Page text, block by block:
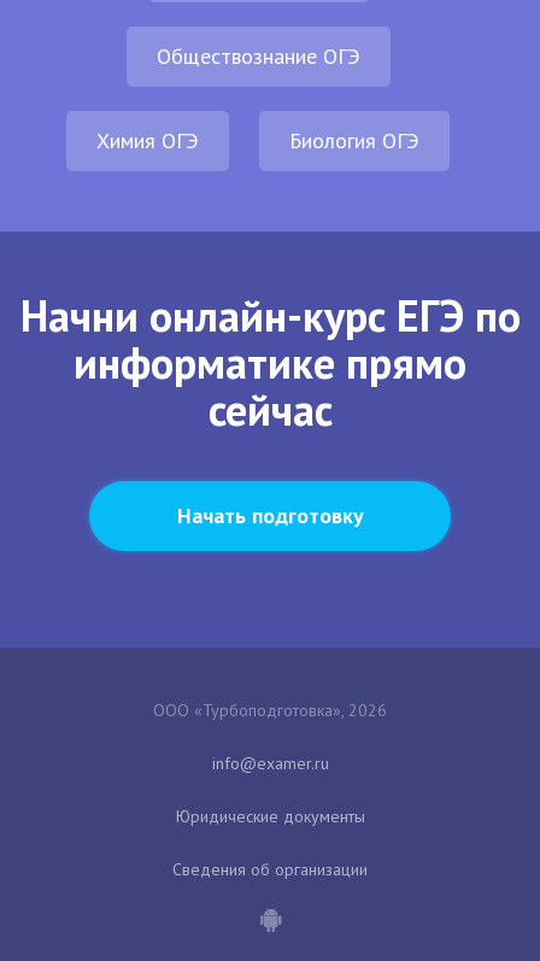
Обществознание ОГЭ
Химия ОГЭ Биология ОГЭ
Начни онлайн-курс ЕГЭ по
информатике прямо
сейчас
Начать подготовку
ООО «Турбоподготовка», 2026
Юридические документы
Сведения об организации